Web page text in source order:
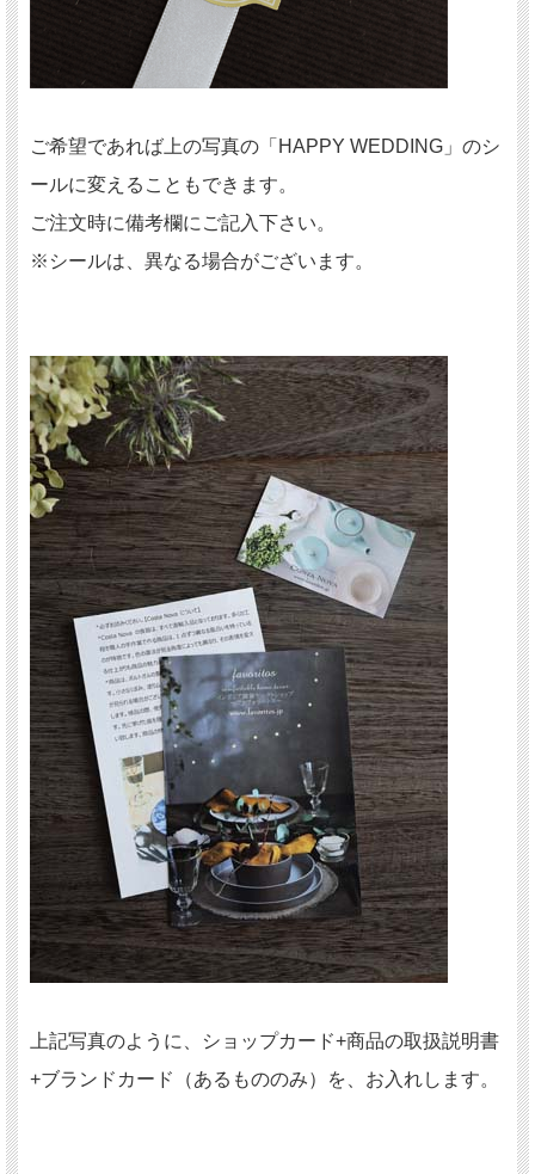
ご希望であれば上の写真の「HAPPY WEDDING」のシ
ールに変えることもできます。
ご注文時に備考欄にご記入下さい。
※シールは、異なる場合がございます。
上記写真のように、ショップカード+商品の取扱説明書
+ブランドカード（あるもののみ）を、お入れします。